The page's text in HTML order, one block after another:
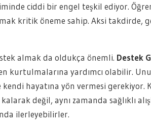
ciddi bir engel teşkil ediyor.
kritik öneme sahip. Aksi takdirde,
almak da oldukça önemli. Destek
kurtulmalarına yardımcı olabilir.
hayatına yön vermesi gerekiyor.
değil, aynı zamanda sağlıklı
ilerleyebilirler.